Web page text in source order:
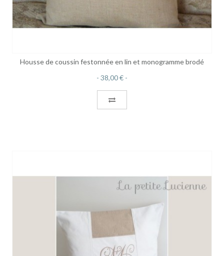
Housse de coussin festonnée en lin et monogramme brodé
38,00 €